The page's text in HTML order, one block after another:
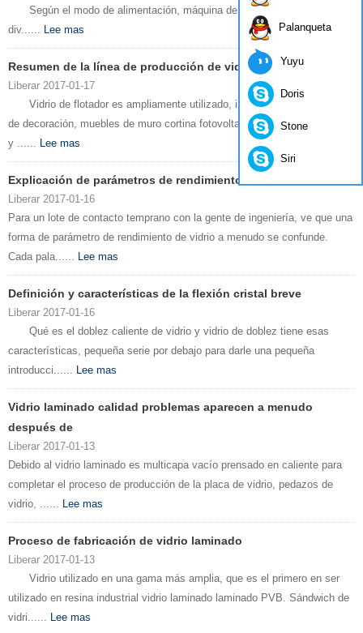
Según el modo de alimentación, máquina de alimentación puede
div...... Lee mas
Resumen de la línea de producción de vidrio flotado
Liberar 2017-01-17
Vidrio de flotador es ampliamente utilizado, implica la construcción
de decoración, muebles de muro cortina fotovoltaico y electrodomésticos
y ...... Lee mas
Explicación de parámetros de rendimiento de vidrio
Liberar 2017-01-16
Para un lote de contacto temprano con la gente de ingeniería, ve que una
forma de parámetro de rendimiento de vidrio a menudo se confunde.
Cada pala...... Lee mas
Definición y características de la flexión cristal breve
Liberar 2017-01-16
Qué es el doblez caliente de vidrio y vidrio de doblez tiene esas
características, pequeña serie por debajo para darle una pequeña
introducci...... Lee mas
Vidrio laminado calidad problemas aparecen a menudo
después de
Liberar 2017-01-13
Debido al vidrio laminado es multicapa vacío prensado en caliente para
completar el proceso de producción de la placa de vidrio, pedazos de
vidrio, ...... Lee mas
Proceso de fabricación de vidrio laminado
Liberar 2017-01-13
Vidrio utilizado en una gama más amplia, que es el primero en ser
utilizado en resina industrial vidrio laminado laminado PVB. Sándwich de
vidri...... Lee mas
Palanqueta
Yuyu
Doris
Stone
Siri